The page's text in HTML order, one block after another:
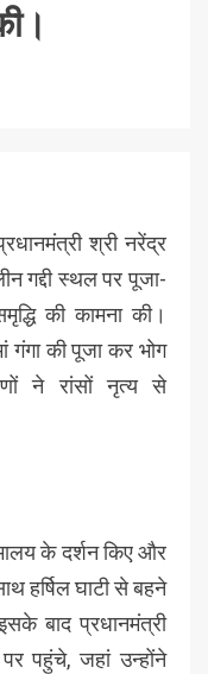
श्री नरेंद्र
गद्दी स्थल पर पूजा-
की कामना की।
गंगा की पूजा कर भोग
ने रांसों नृत्य से
के दर्शन किए और
हर्षिल घाटी से बहने
बाद प्रधानमंत्री
पहुंचे, जहां उन्होंने